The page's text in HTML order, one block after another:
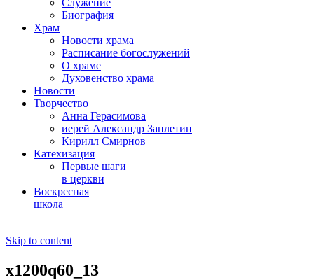
Служение
Биография
Храм
Новости храма
Расписание богослужений
О храме
Духовенство храма
Новости
Творчество
Анна Герасимова
иерей Александр Заплетин
Кирилл Смирнов
Катехизация
Первые шаги
в церкви
Воскресная
школа
Skip to content
x1200q60_13